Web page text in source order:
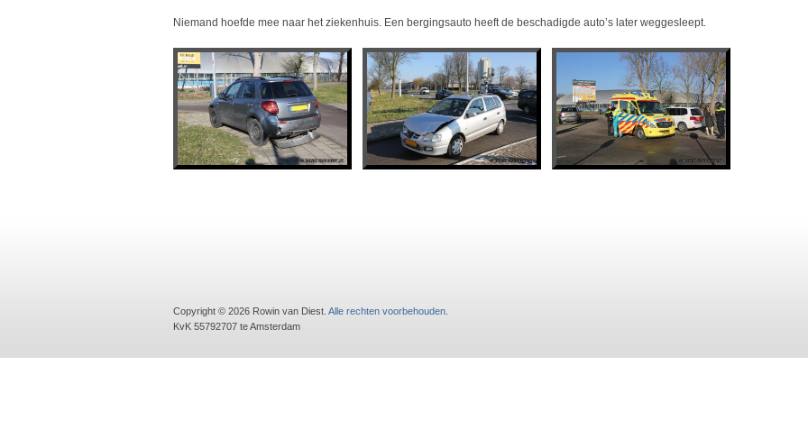
Niemand hoefde mee naar het ziekenhuis. Een bergingsauto heeft de beschadigde auto’s later weggesleept.
Copyright © 2026 Rowin van Diest. Alle rechten voorbehouden
KvK 55792707 te Amsterdam